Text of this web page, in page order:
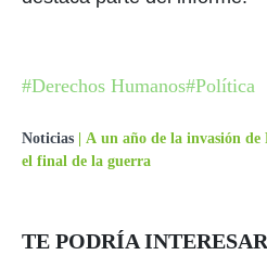
#Derechos Humanos#Política
Noticias
A un año de la invasión de
el final de la guerra
TE PODRÍA INTERESAR